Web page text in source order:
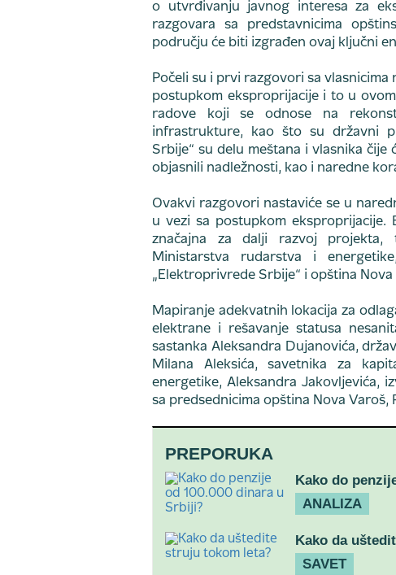
o utvrđivanju javnog interesa za
razgovara sa predstavnicima
području će biti izgrađen ovaj ključni
Počeli su i prvi razgovori sa
postupkom eksproprijacije i to u
radove koji se odnose na
infrastrukture, kao što su državni
Srbije“ su delu meštana i vlasnika
objasnili nadležnosti, kao i naredne
Ovakvi razgovori nastaviće se u
u vezi sa postupkom eksproprijacije.
značajna za dalji razvoj projekta,
Ministarstva rudarstva i
„Elektroprivrede Srbije“ i opština
Mapiranje adekvatnih lokacija za
elektrane i rešavanje statusa
sastanka Aleksandra Dujanovića,
Milana Aleksića, savetnika za
energetike, Aleksandra Jakovljevića,
sa predsednicima opština Nova Varoš,
PREPORUKA
Kako do
ANALIZA
Kako da
SAVET